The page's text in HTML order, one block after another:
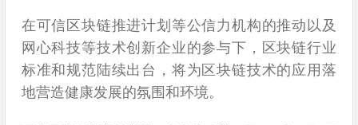
在可信区块链推进计划等公信力机构的推动以及
网心科技等技术创新企业的参与下，区块链行业
标准和规范陆续出台，将为区块链技术的应用落
地营造健康发展的氛围和环境。